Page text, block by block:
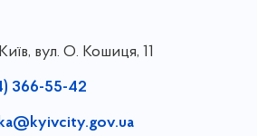
вул. О. Кошиця, 11
366-55-42